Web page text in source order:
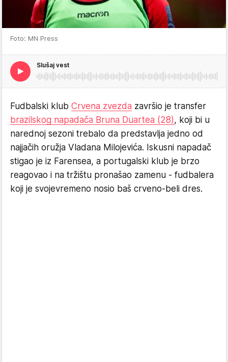
Foto: MN Press
Slušaj vest
Fudbalski klub Crvena zvezda završio je transfer
brazilskog napadača Bruna Duartea (28), koji bi u
narednoj sezoni trebalo da predstavlja jedno od
najjačih oružja Vladana Milojevića. Iskusni napadač
stigao je iz Farensea, a portugalski klub je brzo
reagovao i na tržištu pronašao zamenu - fudbalera
koji je svojevremeno nosio baš crveno-beli dres.